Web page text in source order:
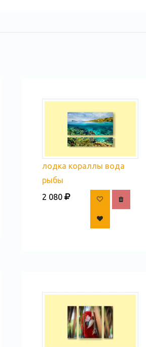
лодка кораллы вода
рыбы
2 080